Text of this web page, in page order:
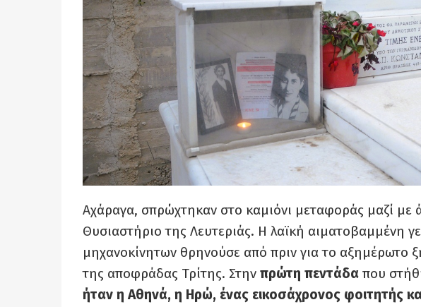
Αχάραγα, σπρώχτηκαν στο καμιόνι μεταφοράς μαζί με
Θυσιαστήριο της Λευτεριάς. Η λαϊκή αιματοβαμμένη
μηχανοκίνητων θρηνούσε από πριν για το αξημέρωτο
της αποφράδας Τρίτης. Στην πρώτη πεντάδα που
ήταν η Αθηνά, η Ηρώ, ένας εικοσάχρονος φοιτητής